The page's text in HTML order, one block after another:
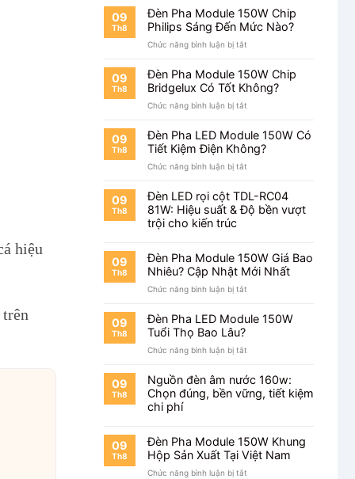
hiệu
09
Th8
Đèn Pha Module 150W Chip
Philips Sáng Đến Mức Nào?
Chức năng bình luận bị tắt
Pha
Module
150W
Sáng
Đến
Mức
09
Th8
Đèn Pha Module 150W Chip
Bridgelux Có Tốt Không?
Chức năng bình luận bị tắt
Pha
Module
150W
Có
Tốt
Không?
09
Th8
Đèn Pha LED Module 150W Có
Tiết Kiệm Điện Không?
Chức năng bình luận bị tắt
Pha
LED
Module
Tiết
Kiệm
09
Th8
Đèn LED rọi cột TDL-RC04
81W: Hiệu suất & Độ bền vượt
trội cho kiến trúc
09
Th8
Đèn Pha Module 150W Giá Bao
Nhiêu? Cập Nhật Mới Nhất
Chức năng bình luận bị tắt
Pha
Module
Nhiêu?
Cập
Nhật
09
Th8
Đèn Pha LED Module 150W
Tuổi Thọ Bao Lâu?
Chức năng bình luận bị tắt
Pha
LED
Module
Thọ
Bao
Lâu?
09
Th8
Nguồn đèn âm nước 160w:
Chọn đúng, bền vững, tiết kiệm
chi phí
09
Th8
Đèn Pha Module 150W Khung
Hộp Sản Xuất Tại Việt Nam
Chức năng bình luận bị tắt